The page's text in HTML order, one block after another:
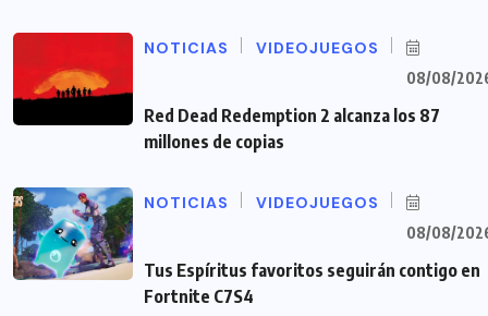
NOTICIAS VIDEOJUEGOS
08/08/
Red Dead Redemption 2 alcanza los 87
millones de copias
NOTICIAS VIDEOJUEGOS
08/08/
Tus Espíritus favoritos seguirán contigo en
Fortnite C7S4